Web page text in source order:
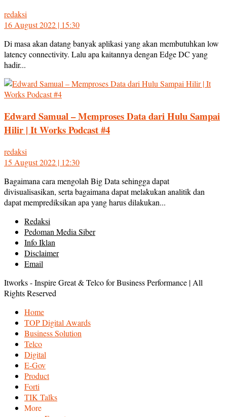
redaksi
16 August 2022 | 15:30
Di masa akan datang banyak aplikasi yang akan membutuhkan low
latency connectivity. Lalu apa kaitannya dengan Edge DC yang
hadir...
Edward Samual – Memproses Data dari Hulu Sampai
Hilir | It Works Podcast #4
redaksi
15 August 2022 | 12:30
Bagaimana cara mengolah Big Data sehingga dapat
divisualisasikan, serta bagaimana dapat melakukan analitik dan
dapat memprediksikan apa yang harus dilakukan...
Redaksi
Pedoman Media Siber
Info Iklan
Disclaimer
Email
Itworks - Inspire Great & Telco for Business Performance | All
Rights Reserved
Home
TOP Digital Awards
Business Solution
Telco
Digital
E-Gov
Product
Forti
TIK Talks
More